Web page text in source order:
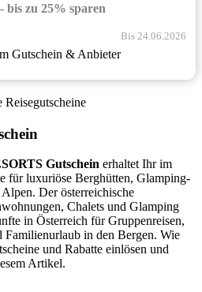
bis zu 25% sparen
Gutschein & Anbieter
Bis 24.06.2026
Reisegutscheine
Gutschein erhaltet Ihr im
für luxuriöse Berghütten, Glamping-
Der österreichische
Chalets und Glamping
in Österreich für Gruppenreisen,
Familienurlaub in den Bergen. Wie
und Rabatte einlösen und
Artikel.